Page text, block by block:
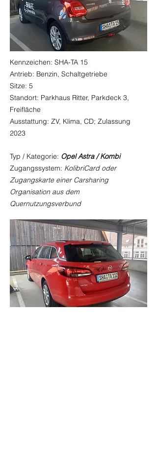
Kennzeichen: SHA-TA 15
Antrieb: Benzin, Schaltgetriebe
Sitze: 5
Standort: Parkhaus Ritter, Parkdeck 3,
Freifläche
Ausstattung: ZV, Klima, CD; Zulassung
2023
Typ / Kategorie: Opel Astra / Kombi
Zugangssystem: KolibriCard oder
Zugangskarte einer Carsharing
Organisation aus dem
Quernutzungsverbund